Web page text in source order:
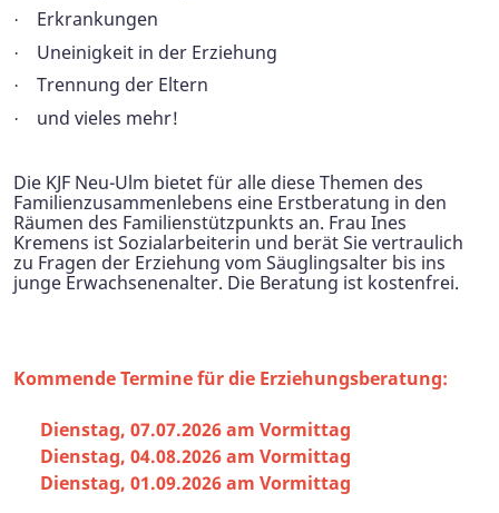
· Erkrankungen
· Uneinigkeit in der Erziehung
· Trennung der Eltern
· und vieles mehr!
Die KJF Neu-Ulm bietet für alle diese Themen des
Familienzusammenlebens eine Erstberatung in den
Räumen des Familienstützpunkts an. Frau Ines
Kremens ist Sozialarbeiterin und berät Sie vertraulich
zu Fragen der Erziehung vom Säuglingsalter bis ins
junge Erwachsenenalter. Die Beratung ist kostenfrei.
Kommende Termine für die Erziehungsberatung:
Dienstag, 07.07.2026 am Vormittag
Dienstag, 04.08.2026 am Vormittag
Dienstag, 01.09.2026 am Vormittag